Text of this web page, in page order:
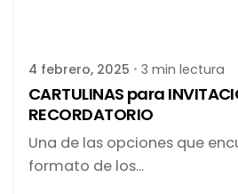
4 febrero, 2025 3 min lectura
CARTULINAS para
RECORDATORIO
Una de las opciones que
formato de los...